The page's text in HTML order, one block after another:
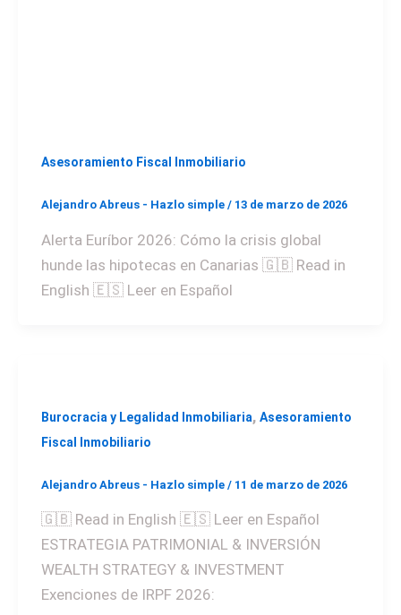
Asesoramiento Fiscal Inmobiliario
Alejandro Abreus - Hazlo simple / 13 de marzo de 2026
Alerta Euríbor 2026: Cómo la crisis global
hunde las hipotecas en Canarias 🇬🇧 Read in
English 🇪🇸 Leer en Español
Burocracia y Legalidad Inmobiliaria, Asesoramiento
Fiscal Inmobiliario
Alejandro Abreus - Hazlo simple / 11 de marzo de 2026
🇬🇧 Read in English 🇪🇸 Leer en Español
ESTRATEGIA PATRIMONIAL & INVERSIÓN
WEALTH STRATEGY & INVESTMENT
Exenciones de IRPF 2026: